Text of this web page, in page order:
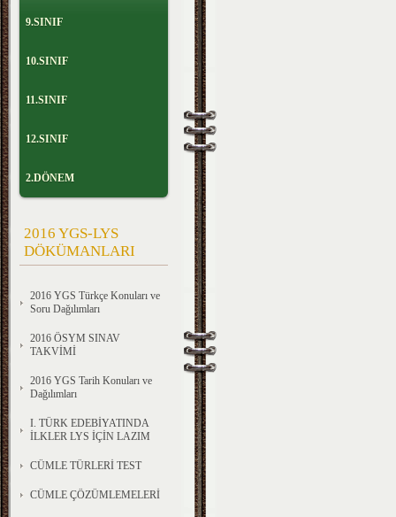
9.SINIF
10.SINIF
11.SINIF
12.SINIF
2.DÖNEM
2016 YGS-LYS
DÖKÜMANLARI
2016 YGS Türkçe Konuları ve
Soru Dağılımları
2016 ÖSYM SINAV
TAKVİMİ
2016 YGS Tarih Konuları ve
Dağılımları
I. TÜRK EDEBİYATINDA
İLKLER LYS İÇİN LAZIM
CÜMLE TÜRLERİ TEST
CÜMLE ÇÖZÜMLEMELERİ